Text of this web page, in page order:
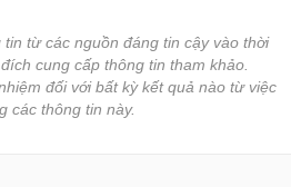
từ các nguồn đáng tin cậy vào thời
cung cấp thông tin tham khảo.
đối với bất kỳ kết quả nào từ việc
các thông tin này.